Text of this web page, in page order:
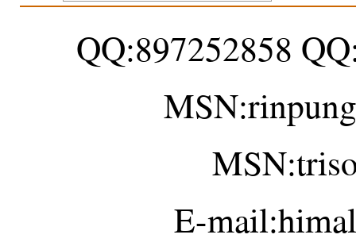
QQ:897252858
E-